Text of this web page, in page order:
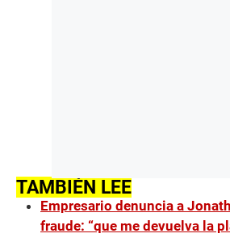
TAMBIÉN LEE
Empresario denuncia a
fraude: “que me devuelva la